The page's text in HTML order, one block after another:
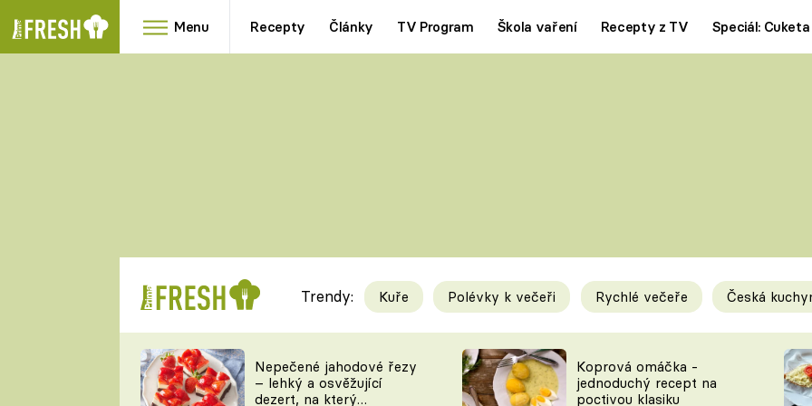
Menu Recepty Články TV Program Škola vaření Recepty z TV Speciál: Cuketa
RYCHLOVKY
Videorecepty
TEĎ VAŘÍ ŠÉF!
Tipy a triky
KAM ZA JÍDLEM
Trendy: Kuře Polévky k večeři Rychlé večeře Česká
Nepečené jahodové řezy
– lehký a osvěžující
dezert, na který
Koprová omáčka -
jednoduchý recept na
poctivou klasiku